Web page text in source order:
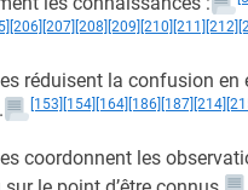
[206] [207] [208] [209] [210] [211] [212]
réduisent la confusion en
[153] [154] [164] [186] [187] [214]
coordonnent les